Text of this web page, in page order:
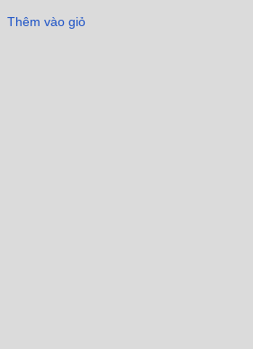
Thêm vào giỏ